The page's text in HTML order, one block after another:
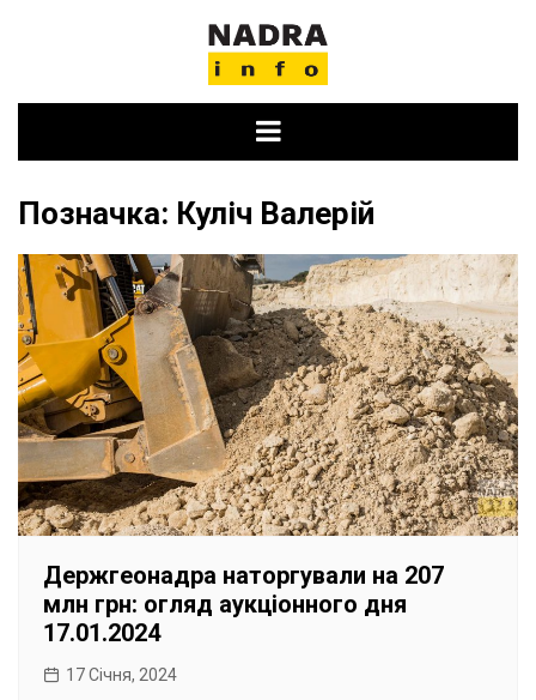
Позначка: Куліч Валерій
Держгеонадра наторгували на 207
млн грн: огляд аукціонного дня
17.01.2024
17 Січня, 2024